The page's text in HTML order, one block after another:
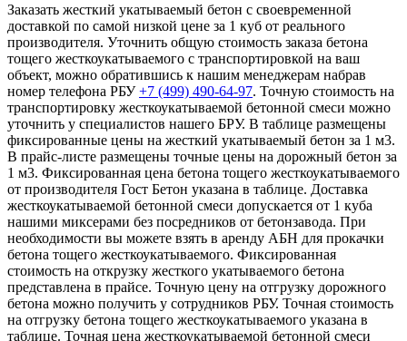
Заказать жесткий укатываемый бетон с своевременной
доставкой по самой низкой цене за 1 куб от реального
производителя. Уточнить общую стоимость заказа бетона
тощего жесткоукатываемого с транспортировкой на ваш
объект, можно обратившись к нашим менеджерам набрав
номер телефона РБУ+7 (499) 490-64-97. Точную стоимость на
транспортировку жесткоукатываемой бетонной смеси можно
уточнить у специалистов нашего БРУ. В таблице размещены
фиксированные цены на жесткий укатываемый бетон за 1 м3.
В прайс-листе размещены точные цены на дорожный бетон за
1 м3. Фиксированная цена бетона тощего жесткоукатываемого
от производителя Гост Бетон указана в таблице. Доставка
жесткоукатываемой бетонной смеси допускается от 1 куба
нашими миксерами без посредников от бетонзавода. При
необходимости вы можете взять в аренду АБН для прокачки
бетона тощего жесткоукатываемого. Фиксированная
стоимость на открузку жесткого укатываемого бетона
представлена в прайсе. Точную цену на отгрузку дорожного
бетона можно получить у сотрудников РБУ. Точная стоимость
на отгрузку бетона тощего жесткоукатываемого указана в
таблице. Точная цена жесткоукатываемой бетонной смеси